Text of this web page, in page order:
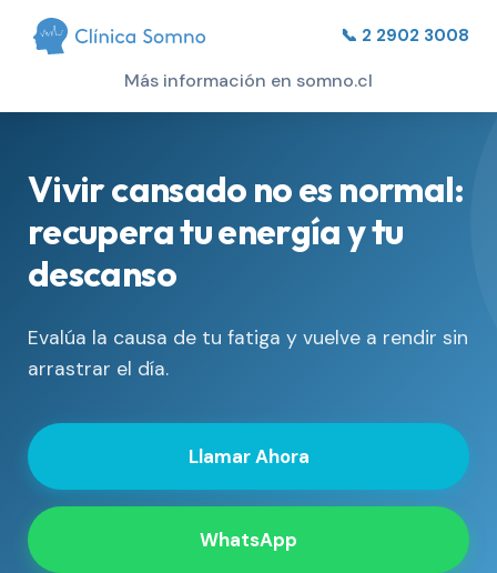
📞 2 2902 3008
Más información en somno.cl
Vivir cansado no es normal:
recupera tu energía y tu
descanso
Evalúa la causa de tu fatiga y vuelve a rendir sin
arrastrar el día.
Llamar Ahora
WhatsApp